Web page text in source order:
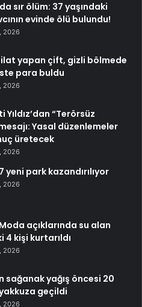
sır ölüm: 37 yaşındaki
evinde ölü bulundu!
2026
yapan çift, gizli bölmede
para buldu
2026
Yıldız’dan “Terörsüz
Yasal düzenlemeler
üretecek
2026
yeni park kazandırılıyor
2026
açıklarında su alan
4 kişi kurtarıldı
2026
sağanak yağış öncesi 20
geçildi
2026